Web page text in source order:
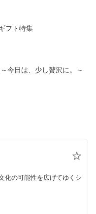
フト特集
今日は、少し贅沢に。～
化の可能性を広げてゆくシ